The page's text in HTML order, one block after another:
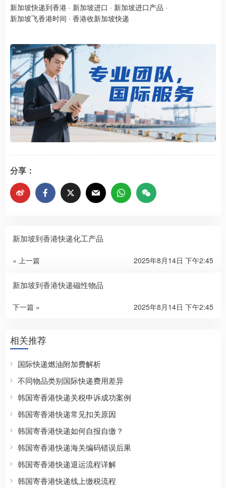
新加坡快递到香港 · 新加坡进口 · 新加坡进口产品 ·
新加坡飞香港时间 · 香港收新加坡快递
分享：
新加坡到香港快递化工产品
« 上一篇 2025年8月14日 下午2:45
新加坡到香港快递磁性物品
下一篇 » 2025年8月14日 下午2:45
相关推荐
国际快递燃油附加费解析
不同物品类别国际快递费用差异
韩国寄香港快递关税申诉成功案例
韩国寄香港快递常见扣关原因
韩国寄香港快递如何自报自缴？
韩国寄香港快递海关编码错误后果
韩国寄香港快递退运流程详解
韩国寄香港快递线上缴税流程